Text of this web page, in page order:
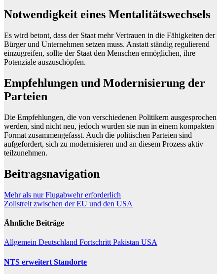
Notwendigkeit eines Mentalitätswechsels
Es wird betont, dass der Staat mehr Vertrauen in die Fähigkeiten der
Bürger und Unternehmen setzen muss. Anstatt ständig regulierend
einzugreifen, sollte der Staat den Menschen ermöglichen, ihre
Potenziale auszuschöpfen.
Empfehlungen und Modernisierung der
Parteien
Die Empfehlungen, die von verschiedenen Politikern ausgesprochen
werden, sind nicht neu, jedoch wurden sie nun in einem kompakten
Format zusammengefasst. Auch die politischen Parteien sind
aufgefordert, sich zu modernisieren und an diesem Prozess aktiv
teilzunehmen.
Beitragsnavigation
Mehr als nur Flugabwehr erforderlich
Zollstreit zwischen der EU und den USA
Ähnliche Beiträge
Allgemein Deutschland FortschrittPakistan USA
NTS erweitert Standorte